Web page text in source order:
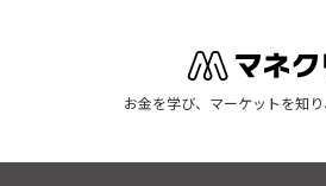
お金を学び、マーケットを知